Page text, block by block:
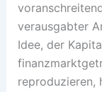
verausgabter
Idee, der
reproduzieren,